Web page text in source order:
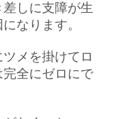
しに支障が生
なります。
メを掛けてロ
全にゼロにで